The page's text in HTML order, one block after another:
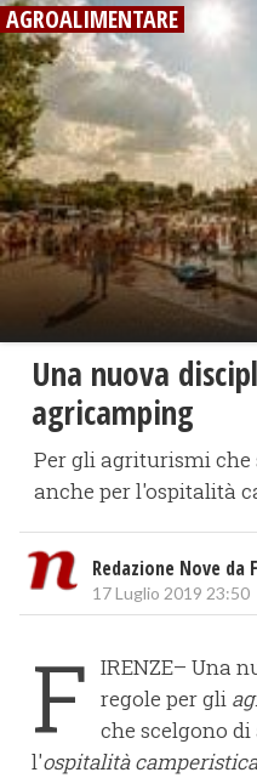
AGROALIMENTARE
Una nuova
agricamping
Per gli agriturismi che
anche per l'ospitalità
Redazione Nove da
17 Luglio 2019 23:50
F IRENZE– Una
regole per gli
che scelgono
l'ospitalità camperistica